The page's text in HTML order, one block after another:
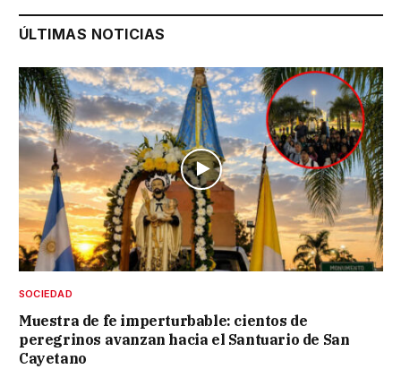
ÚLTIMAS NOTICIAS
SOCIEDAD
Muestra de fe imperturbable: cientos de
peregrinos avanzan hacia el Santuario de San
Cayetano